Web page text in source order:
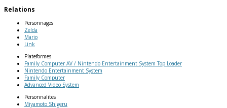
Relations
Personnages
Zelda
Mario
Link
Plateformes
Family Computer AV / Nintendo Entertainment System Top Loader
Nintendo Entertainment System
Family Computer
Advanced Video System
Personnalites
Miyamoto Shigeru